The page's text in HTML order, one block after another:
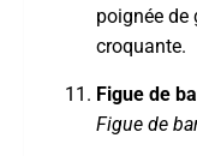
poignée de
croquante.
Figue de
Figue de